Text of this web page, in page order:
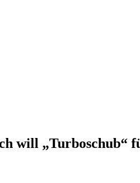
will „Turboschub“